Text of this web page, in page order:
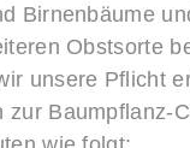
Birnenbäume
Obstsorte
unsere Pflicht
Baumpflanz-